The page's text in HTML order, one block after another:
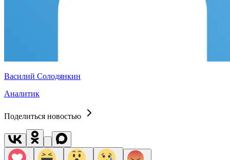
Василий Солодянкин
Аналитик
Поделиться новостью